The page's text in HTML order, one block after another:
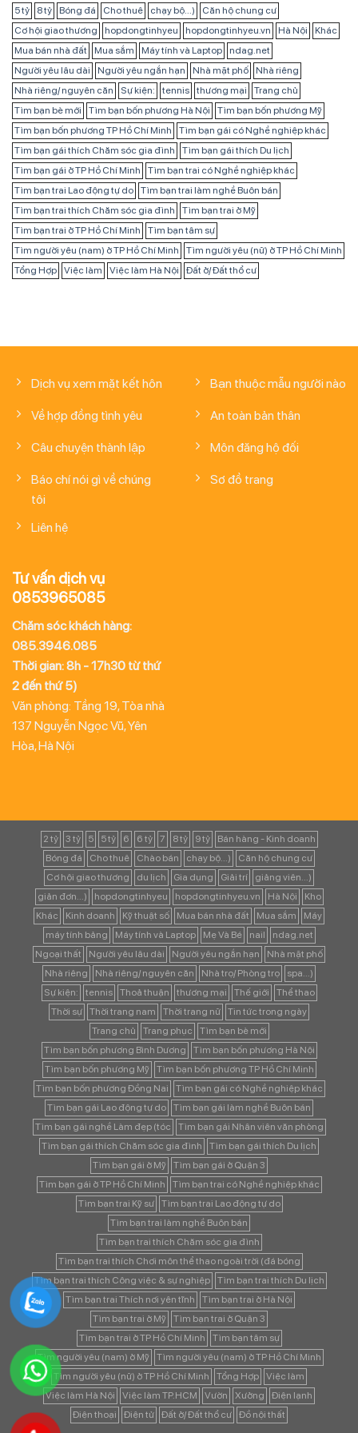
5 tỷ 8 tỷ Bóng đá Cho thuê chạy bộ...)
Căn hộ chung cư
Cơ hội giao thương
hopdongtinhyeu hopdongtinhyeu.vn Hà Nội
Khác
Mua bán nhà đất
Mua sắm Máy tính và Laptop
ndag.net
Người yêu lâu dài
Người yêu ngắn hạn Nhà mặt phố
Nhà riêng
Nhà riêng/ nguyên căn
Sự kiện: tennis thương mại
Trang chủ
Tìm bạn bè mới
Tìm bạn bốn phương Hà Nội
Tìm bạn bốn phương Mỹ
Tìm bạn bốn phương TP Hồ Chí Minh
Tìm bạn gái có Nghề nghiệp khác
Tìm bạn gái thích Chăm sóc gia đình
Tìm bạn gái thích Du lịch
Tìm bạn gái ở TP Hồ Chí Minh
Tìm bạn trai có Nghề nghiệp khác
Tìm bạn trai Lao động tự do
Tìm bạn trai làm nghề Buôn bán
Tìm bạn trai thích Chăm sóc gia đình
Tìm bạn trai ở Mỹ
Tìm bạn trai ở TP Hồ Chí Minh
Tìm bạn tâm sự
Tìm người yêu (nam) ở TP Hồ Chí Minh
Tìm người yêu (nữ) ở TP Hồ Chí Minh
Tổng Hợp
Việc làm Việc làm Hà Nội Đất ở/ Đất thổ cư
Dịch vụ xem mặt kết hôn
Về hợp đồng tình yêu
Câu chuyện thành lập
Báo chí nói gì về chúng
tôi
Liên hệ
Bạn thuộc mẫu người nào
An toàn bản thân
Môn đăng hộ đối
Sơ đồ trang
Tư vấn dịch vụ
0853965085
Chăm sóc khách hàng:
085.3946.085
Thời gian: 8h - 17h30 từ thứ
2 đến thứ 5)
Văn phòng: Tầng 19, Tòa nhà
137 Nguyễn Ngọc Vũ, Yên
Hòa, Hà Nội
2 tỷ 3 tỷ 5 5 tỷ 6 6 tỷ 7 8 tỷ 9 tỷ
Bán hàng - Kinh doanh
Bóng đá
Cho thuê Chào bán chạy bộ...)
Căn hộ chung cư
Cơ hội giao thương
du lịch Gia dụng Giải trí
giảng viên...)
giản đơn...)
hopdongtinhyeu hopdongtinhyeu.vn Hà Nội
Kho
Khác
Kinh doanh Kỹ thuật số Mua bán nhà đất Mua sắm
Máy
máy tính bảng
Máy tính và Laptop Mẹ Và Bé nail
ndag.net
Ngoại thất
Người yêu lâu dài Người yêu ngắn hạn
Nhà mặt phố
Nhà riêng
Nhà riêng/ nguyên căn Nhà trọ/ Phòng trọ
spa...)
Sự kiện:
tennis Thoả thuận thương mại Thế giới
Thể thao
Thời sự
Thời trang nam Thời trang nữ
Tin tức trong ngày
Trang chủ
Trang phục
Tìm bạn bè mới
Tìm bạn bốn phương Bình Dương
Tìm bạn bốn phương Hà Nội
Tìm bạn bốn phương Mỹ
Tìm bạn bốn phương TP Hồ Chí Minh
Tìm bạn bốn phương Đồng Nai
Tìm bạn gái có Nghề nghiệp khác
Tìm bạn gái Lao động tự do
Tìm bạn gái làm nghề Buôn bán
Tìm bạn gái nghề Làm đẹp (tóc
Tìm bạn gái Nhân viên văn phòng
Tìm bạn gái thích Chăm sóc gia đình
Tìm bạn gái thích Du lịch
Tìm bạn gái ở Mỹ
Tìm bạn gái ở Quận 3
Tìm bạn gái ở TP Hồ Chí Minh
Tìm bạn trai có Nghề nghiệp khác
Tìm bạn trai Kỹ sư
Tìm bạn trai Lao động tự do
Tìm bạn trai làm nghề Buôn bán
Tìm bạn trai thích Chăm sóc gia đình
Tìm bạn trai thích Chơi môn thể thao ngoài trời (đá bóng
Tìm bạn trai thích Công việc & sự nghiệp
Tìm bạn trai thích Du lịch
Tìm bạn trai Thích nơi yên tĩnh
Tìm bạn trai ở Hà Nội
Tìm bạn trai ở Mỹ
Tìm bạn trai ở Quận 3
Tìm bạn trai ở TP Hồ Chí Minh
Tìm bạn tâm sự
Tìm người yêu (nam) ở Mỹ
Tìm người yêu (nam) ở TP Hồ Chí Minh
Tìm người yêu (nữ) ở TP Hồ Chí Minh
Tổng Hợp
Việc làm
Việc làm Hà Nội
Việc làm TP.HCM Vườn Xưởng
Điện lạnh
Điện thoại
Điện tử Đất ở/ Đất thổ cư Đồ nội thất